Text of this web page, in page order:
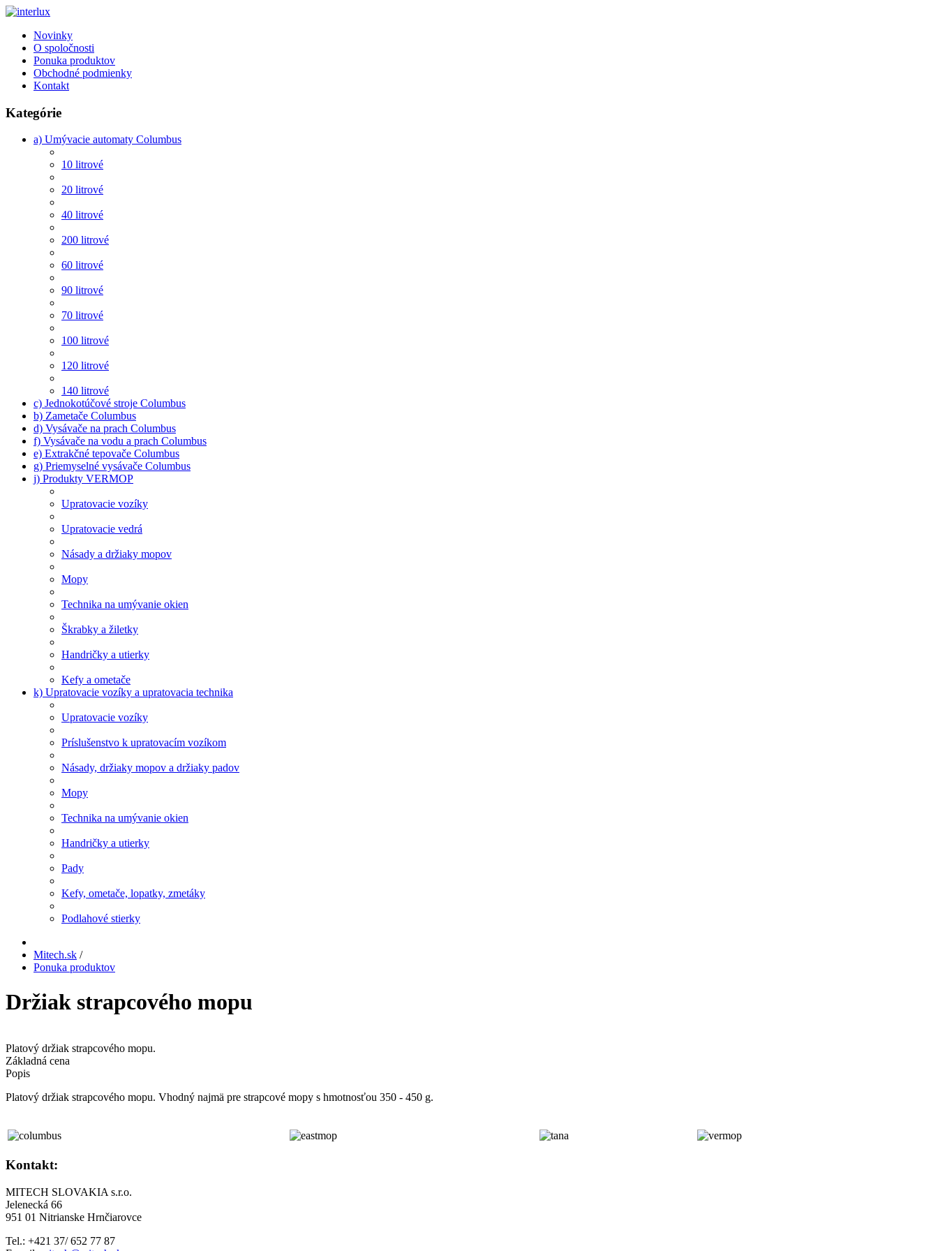
Novinky
O spoločnosti
Ponuka produktov
Obchodné podmienky
Kontakt
Kategórie
a) Umývacie automaty Columbus
10 litrové
20 litrové
40 litrové
200 litrové
60 litrové
90 litrové
70 litrové
100 litrové
120 litrové
140 litrové
c) Jednokotúčové stroje Columbus
b) Zametače Columbus
d) Vysávače na prach Columbus
f) Vysávače na vodu a prach Columbus
e) Extrakčné tepovače Columbus
g) Priemyselné vysávače Columbus
j) Produkty VERMOP
Upratovacie vozíky
Upratovacie vedrá
Násady a držiaky mopov
Mopy
Technika na umývanie okien
Škrabky a žiletky
Handričky a utierky
Kefy a ometače
k) Upratovacie vozíky a upratovacia technika
Upratovacie vozíky
Príslušenstvo k upratovacím vozíkom
Násady, držiaky mopov a držiaky padov
Mopy
Technika na umývanie okien
Handričky a utierky
Pady
Kefy, ometače, lopatky, zmetáky
Podlahové stierky
Mitech.sk /
Ponuka produktov
Držiak strapcového mopu
Platový držiak strapcového mopu.
Základná cena
Popis
Platový držiak strapcového mopu. Vhodný najmä pre strapcové mopy s hmotnosťou 350 - 450 g.
Kontakt:
MITECH SLOVAKIA s.r.o.
Jelenecká 66
951 01 Nitrianske Hrnčiarovce
Tel.: +421 37/ 652 77 87